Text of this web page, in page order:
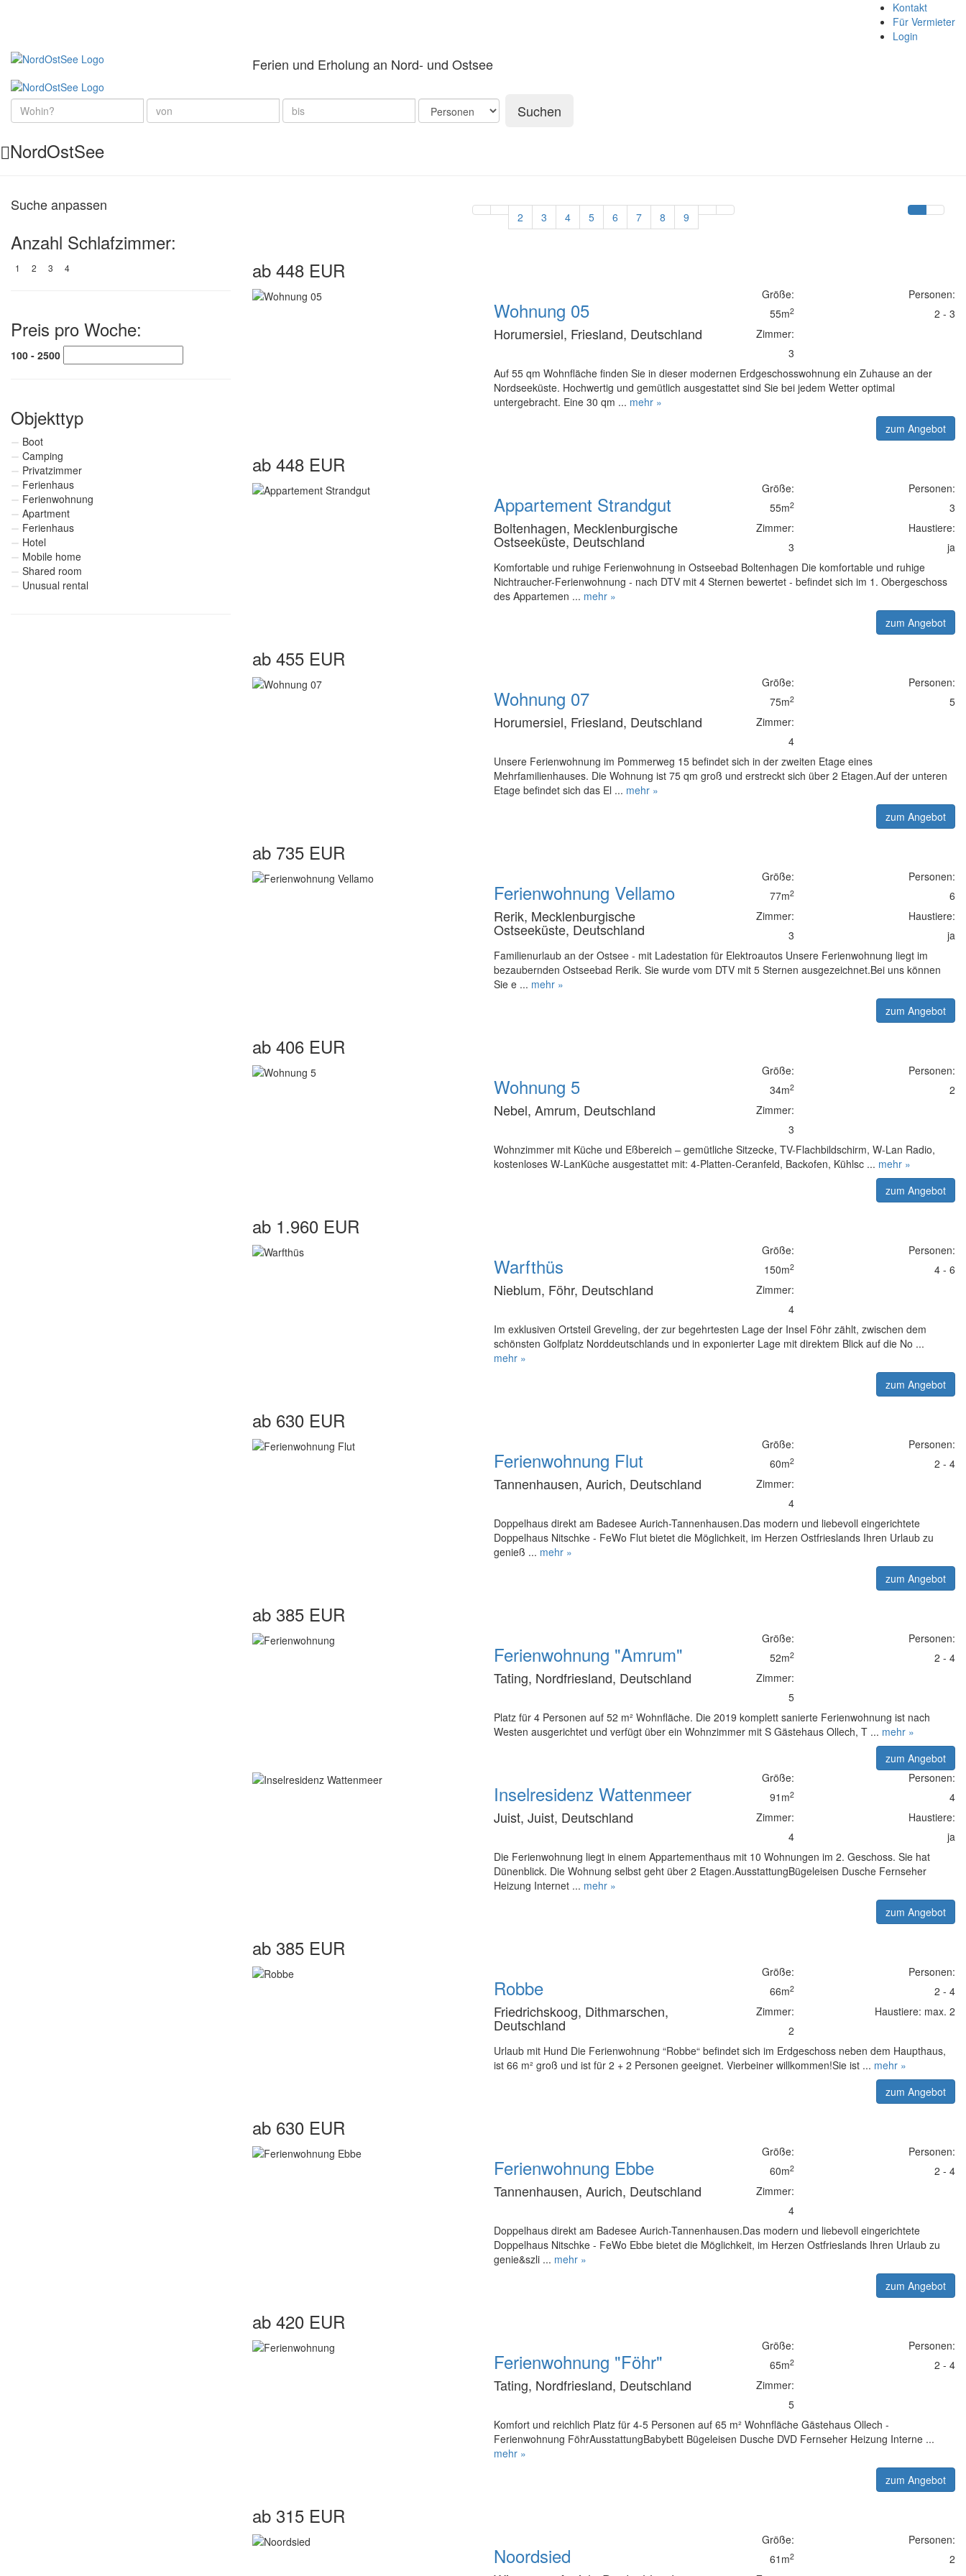
Kontakt
Für Vermieter
Login
Ferien und Erholung an Nord- und Ostsee
Suchen
NordOstSee
Suche anpassen
Anzahl Schlafzimmer:
1 2 3 4
Preis pro Woche:
100 - 2500
Objekttyp
Boot
Camping
Privatzimmer
Ferienhaus
Ferienwohnung
Apartment
Ferienhaus
Hotel
Mobile home
Shared room
Unusual rental
2 3 4 5 6 7 8 9
ab 448 EUR
Wohnung 05
Horumersiel, Friesland, Deutschland
Größe:
55m2
Zimmer:
3
Personen:
2 - 3
Auf 55 qm Wohnfläche finden Sie in dieser modernen Erdgeschosswohnung ein Zuhause an der
Nordseeküste. Hochwertig und gemütlich ausgestattet sind Sie bei jedem Wetter optimal
untergebracht. Eine 30 qm ... mehr »
zum Angebot
ab 448 EUR
Appartement Strandgut
Boltenhagen, Mecklenburgische
Ostseeküste, Deutschland
Größe:
55m2
Zimmer:
3
Personen:
3
Haustiere:
ja
Komfortable und ruhige Ferienwohnung in Ostseebad Boltenhagen Die komfortable und ruhige
Nichtraucher-Ferienwohnung - nach DTV mit 4 Sternen bewertet - befindet sich im 1. Obergeschoss
des Appartemen ... mehr »
zum Angebot
ab 455 EUR
Wohnung 07
Horumersiel, Friesland, Deutschland
Größe:
75m2
Zimmer:
4
Personen:
5
Unsere Ferienwohnung im Pommerweg 15 befindet sich in der zweiten Etage eines
Mehrfamilienhauses. Die Wohnung ist 75 qm groß und erstreckt sich über 2 Etagen.Auf der unteren
Etage befindet sich das El ... mehr »
zum Angebot
ab 735 EUR
Ferienwohnung Vellamo
Rerik, Mecklenburgische
Ostseeküste, Deutschland
Größe:
77m2
Zimmer:
3
Personen:
6
Haustiere:
ja
Familienurlaub an der Ostsee - mit Ladestation für Elektroautos Unsere Ferienwohnung liegt im
bezaubernden Ostseebad Rerik. Sie wurde vom DTV mit 5 Sternen ausgezeichnet.Bei uns können
Sie e ... mehr »
zum Angebot
ab 406 EUR
Wohnung 5
Nebel, Amrum, Deutschland
Größe:
34m2
Zimmer:
3
Personen:
2
Wohnzimmer mit Küche und Eßbereich – gemütliche Sitzecke, TV-Flachbildschirm, W-Lan Radio,
kostenloses W-LanKüche ausgestattet mit: 4-Platten-Ceranfeld, Backofen, Kühlsc ... mehr »
zum Angebot
ab 1.960 EUR
Warfthüs
Nieblum, Föhr, Deutschland
Größe:
150m2
Zimmer:
4
Personen:
4 - 6
Im exklusiven Ortsteil Greveling, der zur begehrtesten Lage der Insel Föhr zählt, zwischen dem
schönsten Golfplatz Norddeutschlands und in exponierter Lage mit direktem Blick auf die No ...
mehr »
zum Angebot
ab 630 EUR
Ferienwohnung Flut
Tannenhausen, Aurich, Deutschland
Größe:
60m2
Zimmer:
4
Personen:
2 - 4
Doppelhaus direkt am Badesee Aurich-Tannenhausen.Das modern und liebevoll eingerichtete
Doppelhaus Nitschke - FeWo Flut bietet die Möglichkeit, im Herzen Ostfrieslands Ihren Urlaub zu
genieß ... mehr »
zum Angebot
ab 385 EUR
Ferienwohnung "Amrum"
Tating, Nordfriesland, Deutschland
Größe:
52m2
Zimmer:
5
Personen:
2 - 4
Platz für 4 Personen auf 52 m² Wohnfläche. Die 2019 komplett sanierte Ferienwohnung ist nach
Westen ausgerichtet und verfügt über ein Wohnzimmer mit S Gästehaus Ollech, T ... mehr »
zum Angebot
Inselresidenz Wattenmeer
Juist, Juist, Deutschland
Größe:
91m2
Zimmer:
4
Personen:
4
Haustiere:
ja
Die Ferienwohnung liegt in einem Appartementhaus mit 10 Wohnungen im 2. Geschoss. Sie hat
Dünenblick. Die Wohnung selbst geht über 2 Etagen.AusstattungBügeleisen Dusche Fernseher
Heizung Internet ... mehr »
zum Angebot
ab 385 EUR
Robbe
Friedrichskoog, Dithmarschen,
Deutschland
Größe:
66m2
Zimmer:
2
Personen:
2 - 4
Haustiere: max. 2
Urlaub mit Hund Die Ferienwohnung “Robbe“ befindet sich im Erdgeschoss neben dem Haupthaus,
ist 66 m² groß und ist für 2 + 2 Personen geeignet. Vierbeiner willkommen!Sie ist ... mehr »
zum Angebot
ab 630 EUR
Ferienwohnung Ebbe
Tannenhausen, Aurich, Deutschland
Größe:
60m2
Zimmer:
4
Personen:
2 - 4
Doppelhaus direkt am Badesee Aurich-Tannenhausen.Das modern und liebevoll eingerichtete
Doppelhaus Nitschke - FeWo Ebbe bietet die Möglichkeit, im Herzen Ostfrieslands Ihren Urlaub zu
genie&szli ... mehr »
zum Angebot
ab 420 EUR
Ferienwohnung "Föhr"
Tating, Nordfriesland, Deutschland
Größe:
65m2
Zimmer:
5
Personen:
2 - 4
Komfort und reichlich Platz für 4-5 Personen auf 65 m² Wohnfläche Gästehaus Ollech -
Ferienwohnung FöhrAusstattungBabybett Bügeleisen Dusche DVD Fernseher Heizung Interne ...
mehr »
zum Angebot
ab 315 EUR
Noordsied
Größe:
61m2
Personen:
2